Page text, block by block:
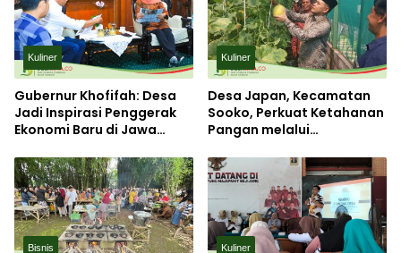
Kuliner
Gubernur Khofifah: Desa
Jadi Inspirasi Penggerak
Ekonomi Baru di Jawa
Kuliner
Desa Japan, Kecamatan
Sooko, Perkuat Ketahanan
Pangan melalui
Budi Daya Ikan
Bisnis Kuliner